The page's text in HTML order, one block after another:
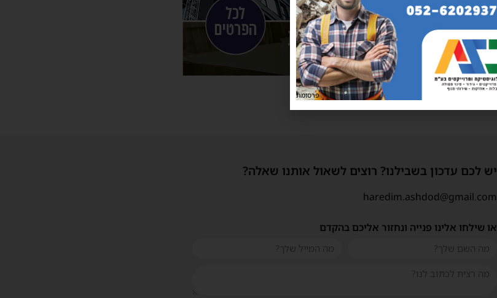
יש לכם עדכון בשבילנו? רוצים לשאול אותנו שאלה?
haredim.ashdod@gmail.com
או שילחו אלינו פנייה ונחזור אליכם בהקדם
פרסומת